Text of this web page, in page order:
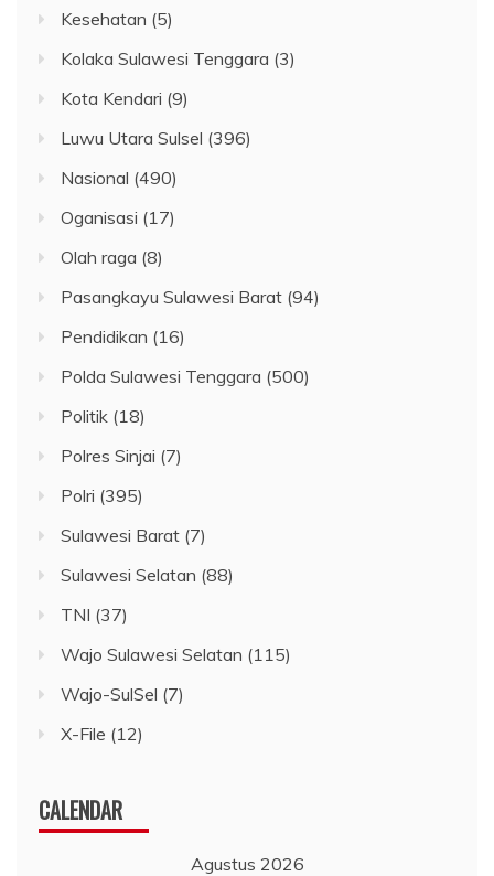
Kesehatan (5)
Kolaka Sulawesi Tenggara (3)
Kota Kendari (9)
Luwu Utara Sulsel (396)
Nasional (490)
Oganisasi (17)
Olah raga (8)
Pasangkayu Sulawesi Barat (94)
Pendidikan (16)
Polda Sulawesi Tenggara (500)
Politik (18)
Polres Sinjai (7)
Polri (395)
Sulawesi Barat (7)
Sulawesi Selatan (88)
TNI (37)
Wajo Sulawesi Selatan (115)
Wajo-SulSel (7)
X-File (12)
CALENDAR
Agustus 2026